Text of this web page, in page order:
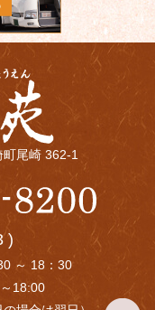
町尾崎 362-1
)
～ 18：30
18:00